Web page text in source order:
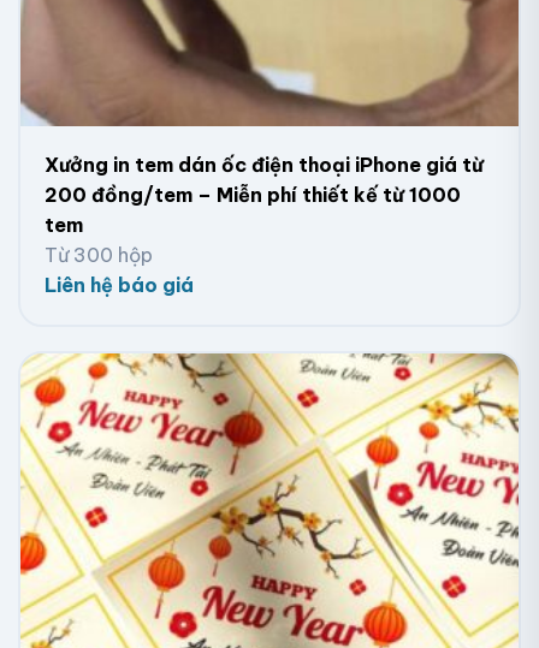
Tem nhãn khô gà sấy giòn bằng giấy kraft
Xưởng in tem dán ốc điện thoại iPhone giá từ
200 đồng/tem – Miễn phí thiết kế từ 1000
tem
Từ 300 hộp
Liên hệ báo giá